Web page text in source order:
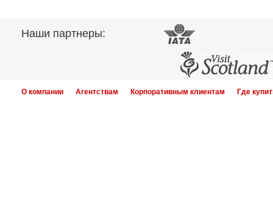
Наши партнеры:
О компании Агентствам Корпоративным клиентам Где